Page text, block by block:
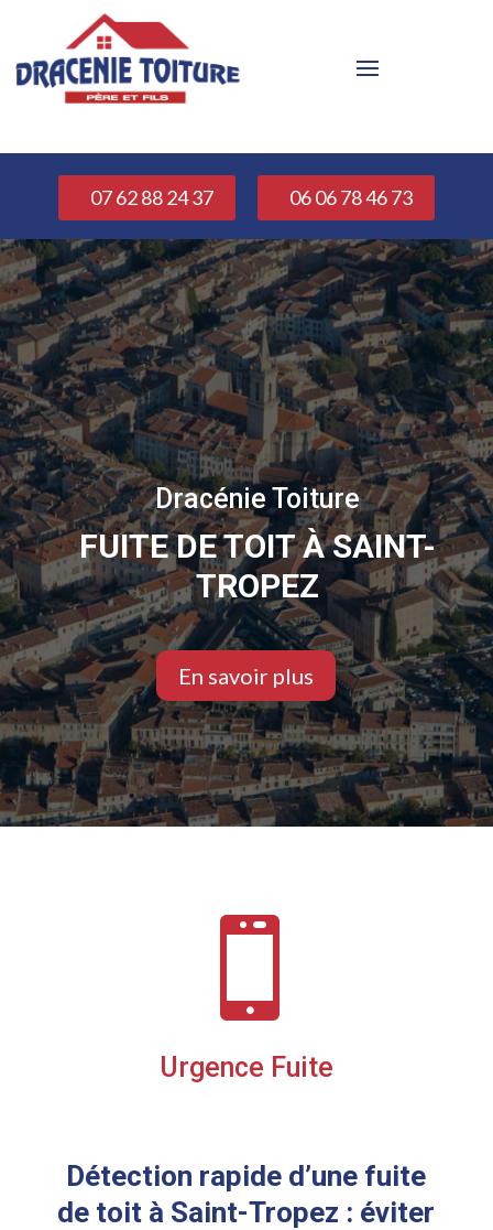
07 62 88 24 37 06 06 78 46 73
Dracénie Toiture
FUITE DE TOIT À SAINT-
TROPEZ
En savoir plus

Urgence Fuite
Détection rapide d’une fuite
de toit à Saint-Tropez : éviter